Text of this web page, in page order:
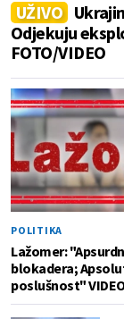
UŽIVO
Odjekuju
FOTO/VIDEO
POLITIKA
Lažomer:
blokadera;
poslušnost"